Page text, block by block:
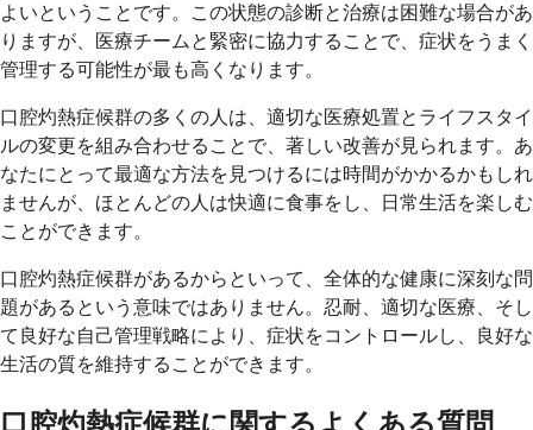
よいということです。この状態の診断と治療は困難な場合があ
りますが、医療チームと緊密に協力することで、症状をうまく
管理する可能性が最も高くなります。
口腔灼熱症候群の多くの人は、適切な医療処置とライフスタイ
ルの変更を組み合わせることで、著しい改善が見られます。あ
なたにとって最適な方法を見つけるには時間がかかるかもしれ
ませんが、ほとんどの人は快適に食事をし、日常生活を楽しむ
ことができます。
口腔灼熱症候群があるからといって、全体的な健康に深刻な問
題があるという意味ではありません。忍耐、適切な医療、そし
て良好な自己管理戦略により、症状をコントロールし、良好な
生活の質を維持することができます。
口腔灼熱症候群に関するよくある質問